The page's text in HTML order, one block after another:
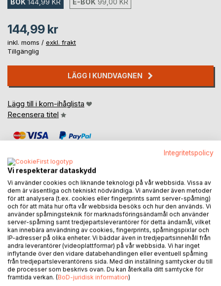
BOK 144,99 KR E-BOK 99,00 KR
144,99 kr
inkl. moms / exkl. frakt
Tillgänglig
LÄGG I KUNDVAGNEN
Lägg till i kom-ihåglista
Recensera titel
BESKRIVNING
Det här är en skön feelgood-roman i form av en dråplig
fiktiv berättelse med sanningar från livet inbakade i
historien. En perfekt bok för dig som känner att du fastnat i
gamla hjulspår och behöver få in en frisk fläkt.
Du får följa hur Jessica Anderssons och George Firestones
liv flätas samman på det mest makalösa sätt.
Integritetspolicy
Vi respekterar dataskydd
Vi använder cookies och liknande teknologi på vår webbsida. Vissa av
dem är väsentliga och tekniskt nödvändiga. Vi använder även metoder
för att analysera (t.ex. cookies eller fingerprints samt server-spårning)
och för att mäta hur ofta vår webbsida besöks och hur den används. Vi
använder spårningsteknik för marknadsföringsändamål och använder
server-spårning samt tredjepartsleverantörer för detta ändamål, vilket
kan innebära användning av cookies, fingerprints, spårningspixlar och
IP-adresser på olika enheter. Vi bäddar även in tredjepartsinnehåll från
andra leverantörer (videoplattformar) på vår webbsida. Vi har inget
inflytande över den vidare databehandlingen eller eventuell spårning
från tredjepartsleverantörens sida. Med din inställning samtycker du till
de processer som beskrivs ovan. Du kan återkalla ditt samtycke för
framtida verkan. (BoD-juridisk information)